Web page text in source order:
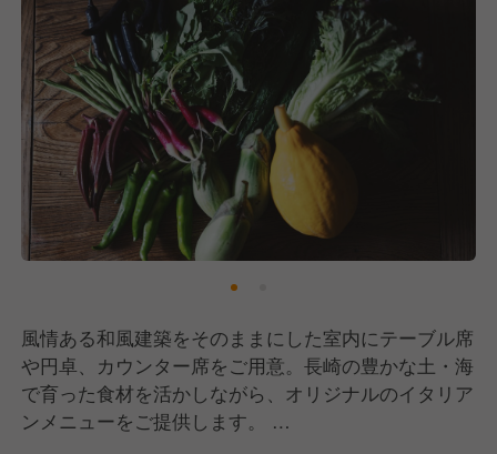
風情ある和風建築をそのままにした室内にテーブル席
や円卓、カウンター席をご用意。長崎の豊かな土・海
で育った食材を活かしながら、オリジナルのイタリア
ンメニューをご提供します。